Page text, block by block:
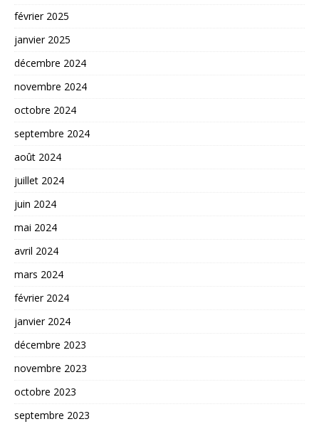
février 2025
janvier 2025
décembre 2024
novembre 2024
octobre 2024
septembre 2024
août 2024
juillet 2024
juin 2024
mai 2024
avril 2024
mars 2024
février 2024
janvier 2024
décembre 2023
novembre 2023
octobre 2023
septembre 2023